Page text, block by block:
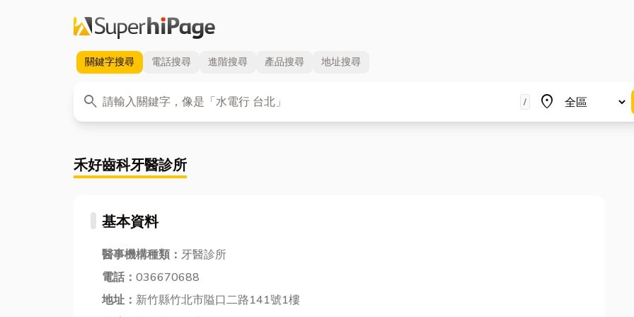
關鍵字搜尋 電話搜尋 進階搜尋 產品搜尋 地址搜尋
search
關鍵字 / place
地區
禾好齒科牙醫診所
基本資料
醫事機構種類： 牙醫診所
電話： 036670688
地址： 新竹縣竹北市隘口二路141號1樓